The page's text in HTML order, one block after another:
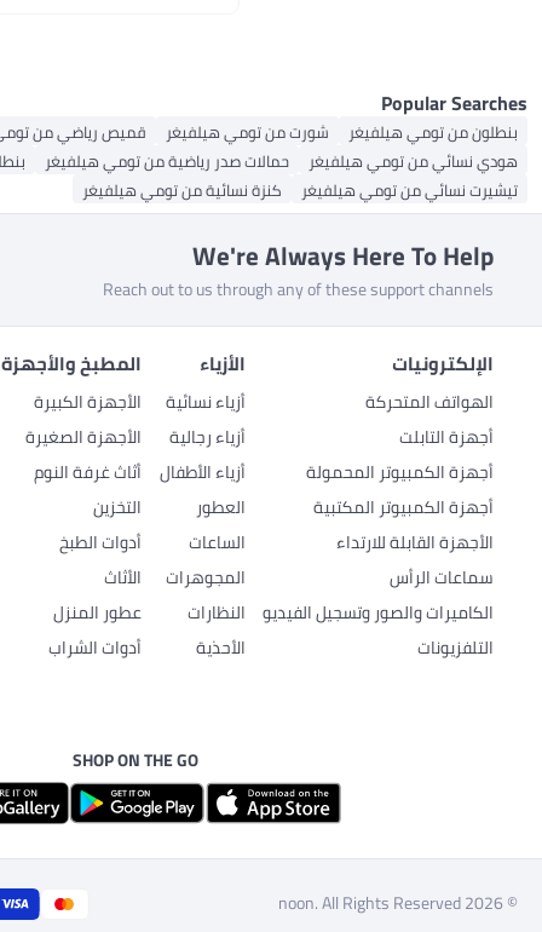
Popular Searches
بنطلون من تومي هيلفيغر شورت من تومي هيلفيغر قميص رياضي من
هودي نسائي من تومي هيلفيغر
حمالات صدر رياضية من تومي هيلفيغر
تيشيرت نسائي من تومي هيلفيغر
كنزة نسائية من تومي هيلفيغر
We're Always Here To Help
Reach out to us through any of these support channels
الإلكترونيات
الهواتف المتحركة
أجهزة التابلت
أجهزة الكمبيوتر المحمولة
أجهزة الكمبيوتر المكتبية
الأجهزة القابلة للارتداء
سماعات الرأس
الكاميرات والصور وتسجيل الفيديو
التلفزيونات
الأزياء
أزياء نسائية
أزياء رجالية
أزياء الأطفال
العطور
الساعات
المجوهرات
النظارات
الأحذية
المطبخ
الأجهزة الكبيرة
الأجهزة الصغيرة
أثاث غرفة النوم
التخزين
أدوات الطبخ
الأثاث
عطور المنزل
أدوات الشراب
SHOP ON THE GO
© 2026 noon. All Rights Reserved